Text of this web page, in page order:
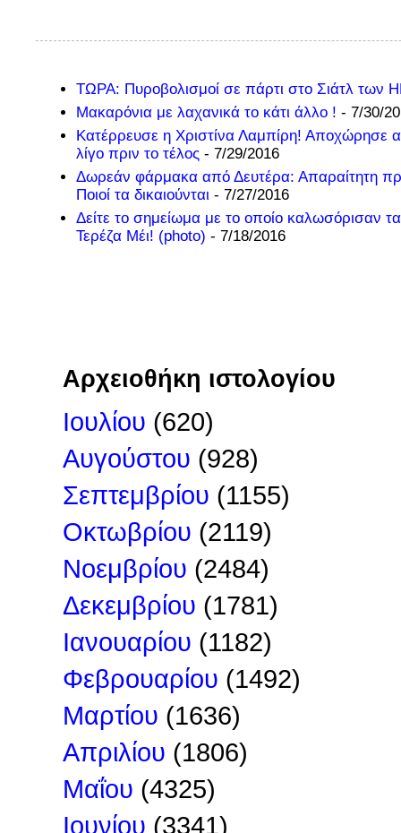
ΤΩΡΑ: Πυροβολισμοί σε πάρτι στο Σιάτλ των
Μακαρόνια με λαχανικά το κάτι άλλο ! - 7/30/
Κατέρρευσε η Χριστίνα Λαμπίρη! Αποχώρησε
λίγο πριν το τέλος - 7/29/2016
Δωρεάν φάρμακα από Δευτέρα: Απαραίτητη
Ποιοί τα δικαιούνται - 7/27/2016
Δείτε το σημείωμα με το οποίο καλωσόρισαν
Τερέζα Μέι! (photo) - 7/18/2016
Αρχειοθήκη ιστολογίου
Ιουλίου (620)
Αυγούστου (928)
Σεπτεμβρίου (1155)
Οκτωβρίου (2119)
Νοεμβρίου (2484)
Δεκεμβρίου (1781)
Ιανουαρίου (1182)
Φεβρουαρίου (1492)
Μαρτίου (1636)
Απριλίου (1806)
Μαΐου (4325)
Ιουνίου (3341)